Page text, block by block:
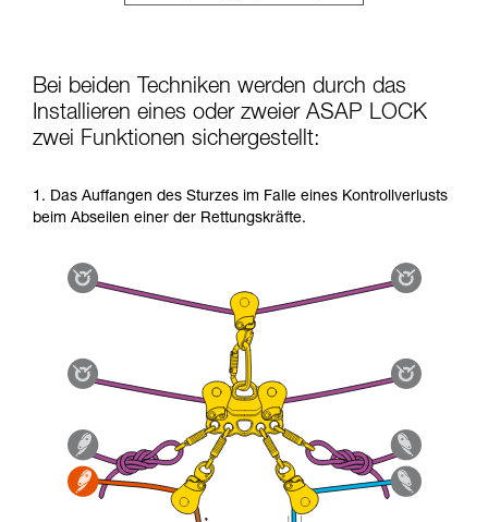
Bei beiden Techniken werden durch das
Installieren eines oder zweier ASAP LOCK
zwei Funktionen sichergestellt:
1. Das Auffangen des Sturzes im Falle eines Kontrollverlusts
beim Abseilen einer der Rettungskräfte.